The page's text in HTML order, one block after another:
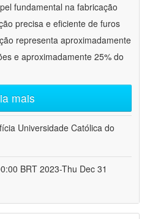
fundamental na fabricação
precisa e eficiente de furos
representa aproximadamente
e aproximadamente 25% do
mais
Universidade Católica do
BRT 2023-Thu Dec 31